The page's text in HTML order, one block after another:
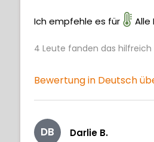
Ich empfehle es für Alle
4 Leute fanden das hilfreich
Bewertung in Deutsch
DB Darlie B.